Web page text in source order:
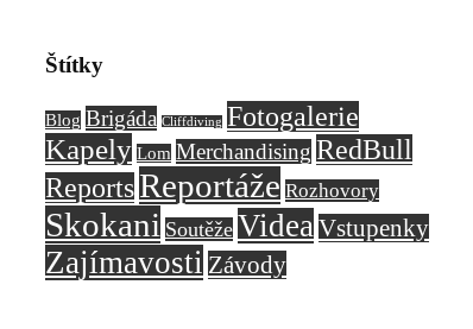
Štítky
Blog Brigáda Cliffdiving Fotogalerie
Kapely Lom Merchandising RedBull
ReportsReportáže Rozhovory
Skokani Soutěže Videa Vstupenky
Zajímavosti Závody